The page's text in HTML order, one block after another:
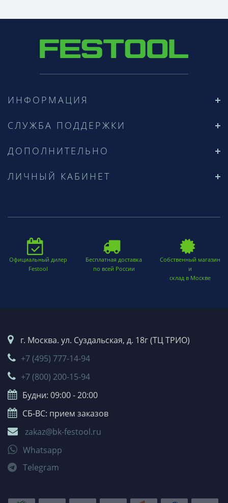
ИНФОРМАЦИЯ
СЛУЖБА ПОДДЕРЖКИ
ДОПОЛНИТЕЛЬНО
ЛИЧНЫЙ КАБИНЕТ
Официальный дилер
Festool
Бесплатная доставка
по всей России
Собственный магазин
и
склад в Москве
г. Москва. ул. Суздальская, д. 18г (ТЦ ТРИО)
+7 (495) 777-14-94
+7 (800) 200-15-94
Будни: 09:00 - 20:00
СБ-ВС: прием заказов
zakaz@bk-festool.ru
Whatsapp
Telegram